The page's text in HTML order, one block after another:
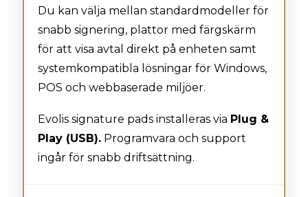
Du kan välja mellan standardmodeller för
snabb signering, plattor med färgskärm
för att visa avtal direkt på enheten samt
systemkompatibla lösningar för Windows,
POS och webbaserade miljöer.
Evolis signature pads installeras via Plug &
Play (USB). Programvara och support
ingår för snabb driftsättning.